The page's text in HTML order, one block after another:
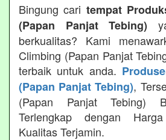
Bingung cari tempat
(Papan Panjat Tebing)
berkualitas? Kami
Climbing (Papan Panjat
terbaik untuk anda.
(Papan Panjat Tebing),
(Papan Panjat Tebing)
Terlengkap dengan
Kualitas Terjamin.